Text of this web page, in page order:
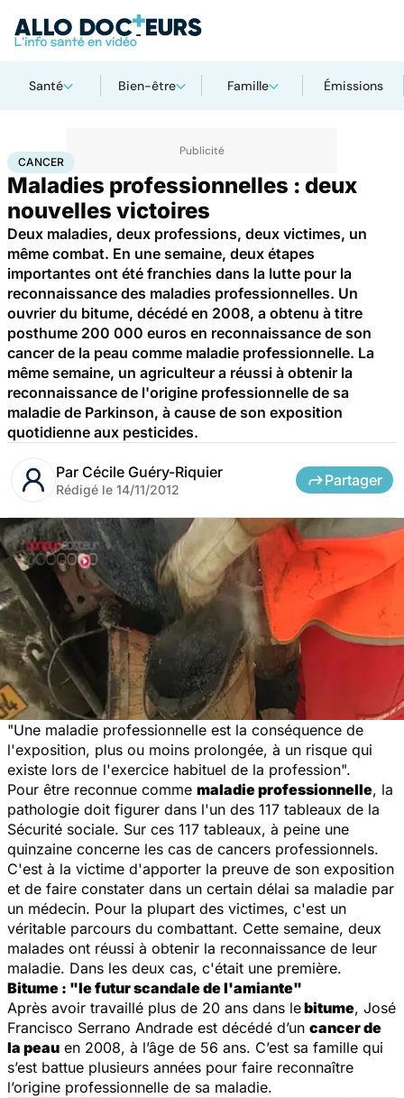
Santé Bien-être Famille Émissions
AccueilSanté Cancer
CANCER
Maladies professionnelles : deux
nouvelles victoires
Deux maladies, deux professions, deux victimes, un
même combat. En une semaine, deux étapes
importantes ont été franchies dans la lutte pour la
reconnaissance des maladies professionnelles. Un
ouvrier du bitume, décédé en 2008, a obtenu à titre
posthume 200 000 euros en reconnaissance de son
cancer de la peau comme maladie professionnelle. La
même semaine, un agriculteur a réussi à obtenir la
reconnaissance de l'origine professionnelle de sa
maladie de Parkinson, à cause de son exposition
quotidienne aux pesticides.
Par Cécile Guéry-Riquier
Rédigé le 14/11/2012
Partager
"Une maladie professionnelle est la conséquence de
l'exposition, plus ou moins prolongée, à un risque qui
existe lors de l'exercice habituel de la profession".
Pour être reconnue comme maladie professionnelle, la
pathologie doit figurer dans l'un des 117 tableaux de la
Sécurité sociale. Sur ces 117 tableaux, à peine une
quinzaine concerne les cas de cancers professionnels.
C'est à la victime d'apporter la preuve de son exposition
et de faire constater dans un certain délai sa maladie par
un médecin. Pour la plupart des victimes, c'est un
véritable parcours du combattant. Cette semaine, deux
malades ont réussi à obtenir la reconnaissance de leur
maladie. Dans les deux cas, c'était une première.
Bitume : "le futur scandale de l'amiante"
Après avoir travaillé plus de 20 ans dans lebitume, José
Francisco Serrano Andrade est décédé d’un cancer de
la peau en 2008, à l’âge de 56 ans. C’est sa famille qui
s’est battue plusieurs années pour faire reconnaître
l’origine professionnelle de sa maladie.